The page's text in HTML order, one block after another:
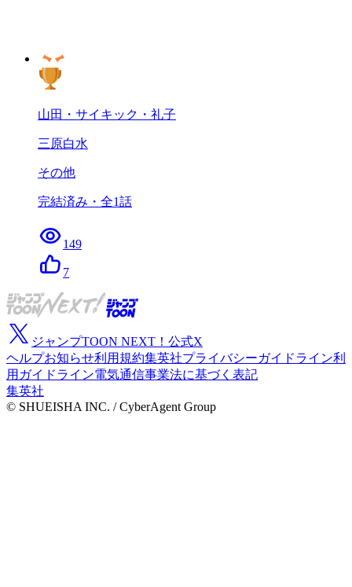
山田・サイキック・礼子
三原白水
その他
完結済み ・全1話
149
7
ジャンプTOON NEXT！公式X
ヘルプお知らせ利用規約集英社プライバシーガイドライン利
用ガイドライン電気通信事業法に基づく表記
集英社
© SHUEISHA INC. / CyberAgent Group